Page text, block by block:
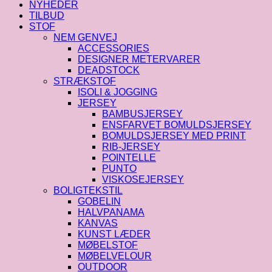
NYHEDER
TILBUD
STOF
NEM GENVEJ
ACCESSORIES
DESIGNER METERVARER
DEADSTOCK
STRÆKSTOF
ISOLI & JOGGING
JERSEY
BAMBUSJERSEY
ENSFARVET BOMULDSJERSEY
BOMULDSJERSEY MED PRINT
RIB-JERSEY
POINTELLE
PUNTO
VISKOSEJERSEY
BOLIGTEKSTIL
GOBELIN
HALVPANAMA
KANVAS
KUNST LÆDER
MØBELSTOF
MØBELVELOUR
OUTDOOR